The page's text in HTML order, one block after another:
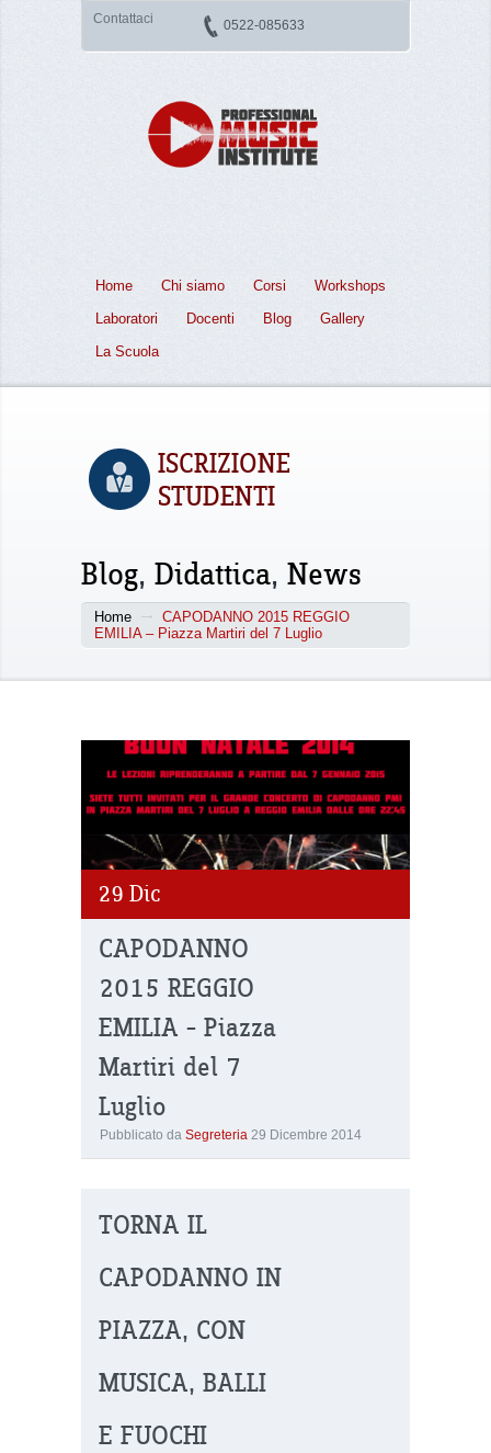
Contattaci 0522-085633
Home Chi siamo Corsi
Workshops
Laboratori
Docenti Blog
Gallery
La Scuola
ISCRIZIONE
STUDENTI
Blog, Didattica, News
Home
CAPODANNO 2015 REGGIO
EMILIA – Piazza Martiri del 7 Luglio
29 Dic
CAPODANNO
2015 REGGIO
EMILIA – Piazza
Martiri del 7
Luglio
Pubblicato da Segreteria 29 Dicembre 2014
TORNA IL
CAPODANNO IN
PIAZZA, CON
MUSICA, BALLI
E FUOCHI